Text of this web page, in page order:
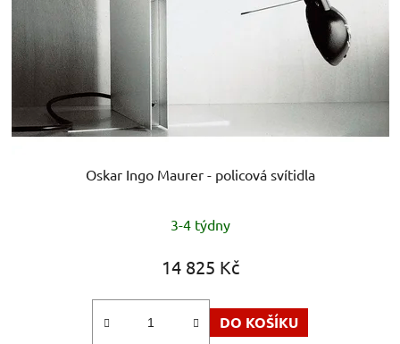
Oskar Ingo Maurer - policová svítidla
hodnocení
produktu
5,0
3-4 týdny
14 825 Kč
DO KOŠÍKU